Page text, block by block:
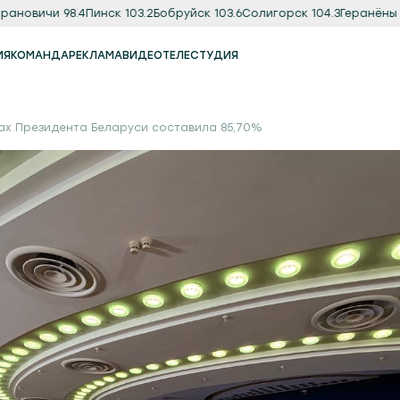
98.4Пинск 103.2Бобруйск 103.6Солигорск 104.3Геранёны 97.8
КОМАНДАРЕКЛАМАВИДЕОТЕЛЕСТУДИЯ
Президента Беларуси составила 85,70%